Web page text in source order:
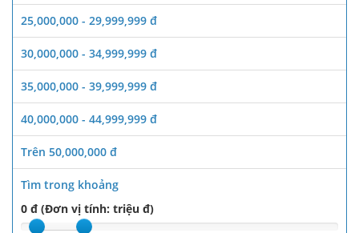
25,000,000 - 29,999,999 đ
30,000,000 - 34,999,999 đ
35,000,000 - 39,999,999 đ
40,000,000 - 44,999,999 đ
Trên 50,000,000 đ
Tìm trong khoảng
0 đ (Đơn vị tính: triệu đ)